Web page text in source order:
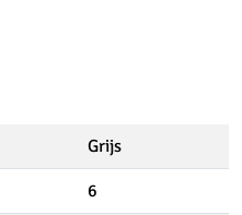
Grijs
6